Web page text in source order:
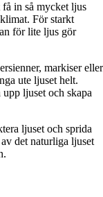
få in så mycket ljus
För starkt
för lite ljus gör
markiser eller
ute ljuset helt.
ljuset och skapa
ljuset och sprida
det naturliga ljuset